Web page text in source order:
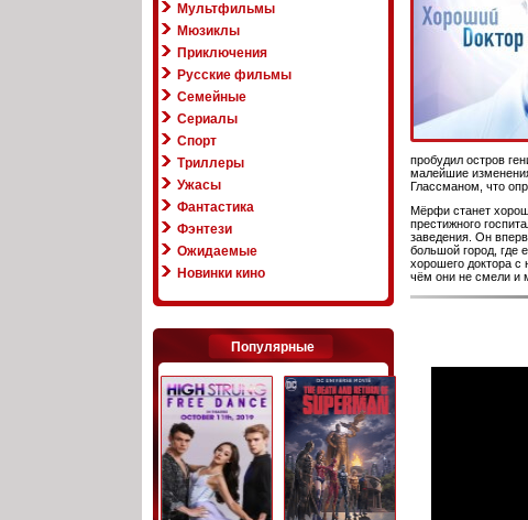
Мультфильмы
Мюзиклы
Приключения
Русские фильмы
Семейные
Сериалы
Спорт
Триллеры
Ужасы
Фантастика
Фэнтези
Ожидаемые
Новинки кино
Популярные
пробудил остров
малейшие
Глассманом, что
Мёрфи станет
престижного
заведения. Он
большой город, где
хорошего доктора с
чём они не смели и